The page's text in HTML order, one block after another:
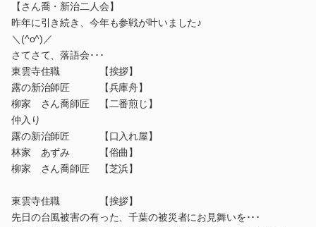
【さん喬・新治二人会】
昨年に引き続き、今年も参戦が叶いました♪
＼(^o^)／
さてさて、落語会･･･
東雲寺住職 【挨拶】
露の新治師匠 【兵庫舟】
柳家 さん喬師匠 【二番煎じ】
仲入り
露の新治師匠 【口入れ屋】
林家 あずみ 【俗曲】
柳家 さん喬師匠 【芝浜】
東雲寺住職 【挨拶】
先日の台風被害の有った、千葉の被災者にお見舞いを･･･